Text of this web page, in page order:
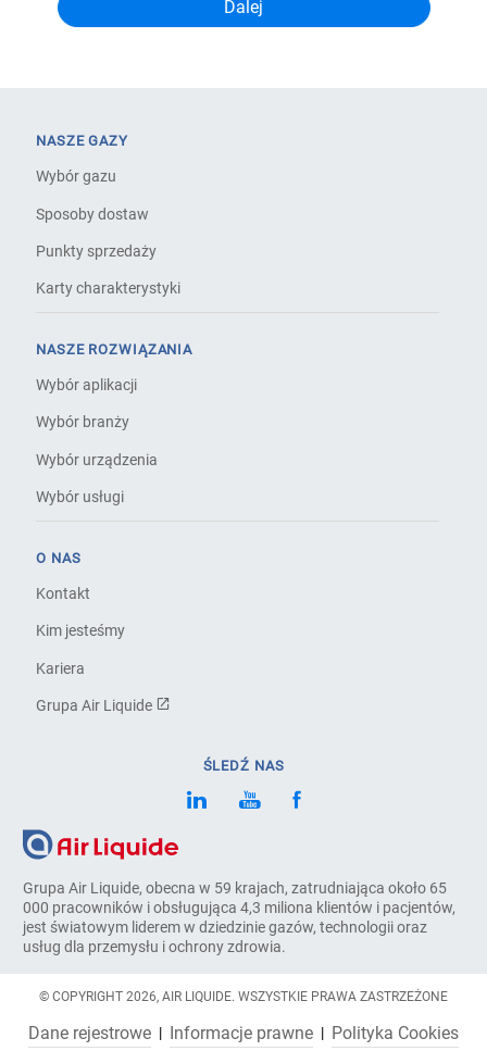
Grupa Air Liquide, obecna w 59 krajach, zatrudniająca około 65
000 pracowników i obsługująca 4,3 miliona klientów i pacjentów,
jest światowym liderem w dziedzinie gazów, technologii oraz
usług dla przemysłu i ochrony zdrowia.
NASZE GAZY
Wybór gazu
Sposoby dostaw
Punkty sprzedaży
Karty charakterystyki
NASZE ROZWIĄZANIA
Wybór aplikacji
Wybór branży
Wybór urządzenia
Wybór usługi
O NAS
Kontakt
Kim jesteśmy
Kariera
Grupa Air Liquide
ŚLEDŹ NAS
© COPYRIGHT 2026, AIR LIQUIDE. WSZYSTKIE PRAWA ZASTRZEŻONE
Dane rejestrowe Informacje prawne Polityka Cookies